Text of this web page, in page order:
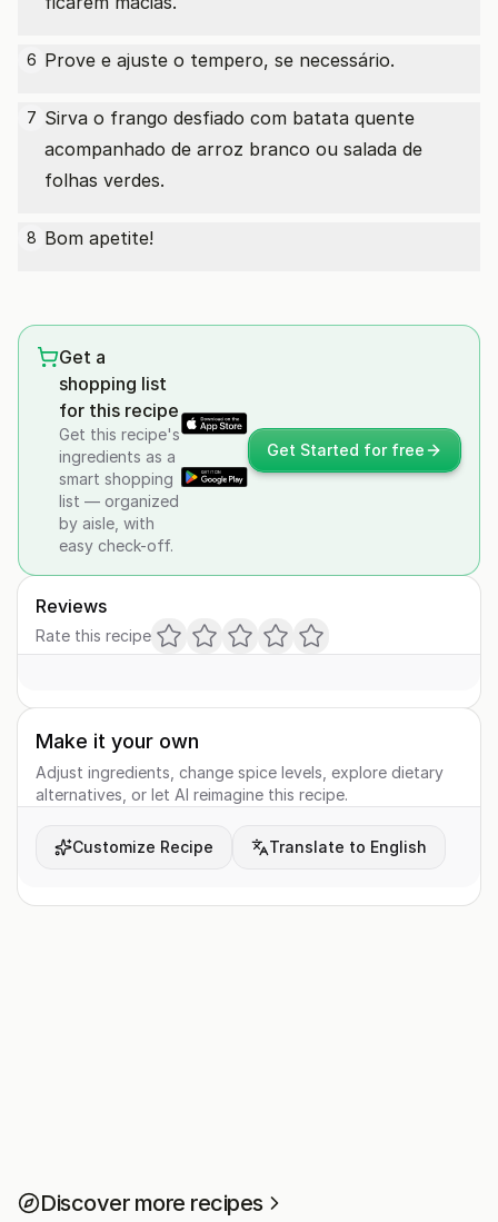
6 Prove e ajuste o tempero, se necessário.
7 Sirva o frango desfiado com batata quente
acompanhado de arroz branco ou salada de
folhas verdes.
8 Bom apetite!
Get a
shopping list
for this recipe
Get this recipe's
ingredients as a
smart shopping
list — organized
by aisle, with
easy check-off.
Get Started for free
Reviews
Rate this recipe
Make it your own
Adjust ingredients, change spice levels, explore dietary
alternatives, or let AI reimagine this recipe.
Customize Recipe Translate to English
Discover more recipes